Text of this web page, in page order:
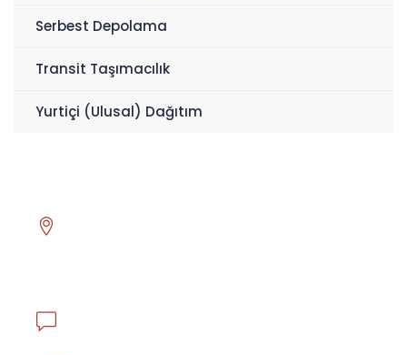
Serbest Depolama
Transit Taşımacılık
Yurtiçi (Ulusal) Dağıtım